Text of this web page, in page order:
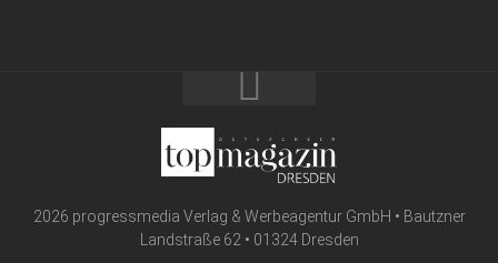
2026 progressmedia Verlag & Werbeagentur GmbH • Bautzner
Landstraße 62 • 01324 Dresden